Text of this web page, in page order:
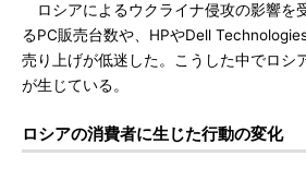
ロシアによるウクライナ侵攻の影響を
るPC販売台数や、HPやDell
売り上げが低迷した。こうした中でロシ
が生じている。
ロシアの消費者に生じた行動の変化